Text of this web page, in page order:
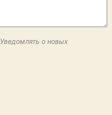
Уведомлять о новых